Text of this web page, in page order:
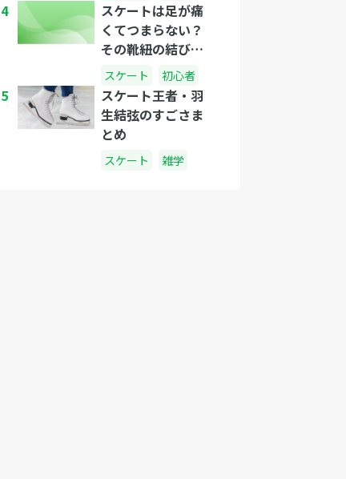
4
スケートは足が痛
くてつまらない？
その靴紐の結び
方、合ってます
か？
スケート 初心者
5
スケート王者・羽
生結弦のすごさま
とめ
スケート 雑学